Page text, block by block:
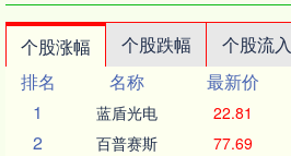
个股涨幅 个股跌幅 个股流入
排名
名称 最新价
1
蓝盾光电 22.81
2 百普赛斯 77.69